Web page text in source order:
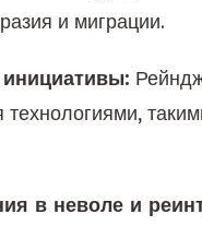
и миграции.
в неволе и